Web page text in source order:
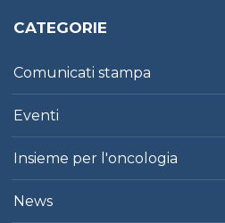
CATEGORIE
Comunicati stampa
Eventi
Insieme per l'oncologia
News